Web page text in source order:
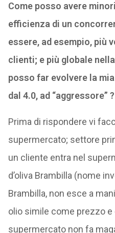
Come posso avere
efficienza di un
essere, ad esempio, più
clienti; e più globale
posso far evolvere la
dal 4.0, ad “aggressore” ?
Prima di rispondere vi
supermercato; settore
un cliente entra nel
d’oliva Brambilla (nome
Brambilla, non esce a
olio simile come prezzo e
supermercato non fa